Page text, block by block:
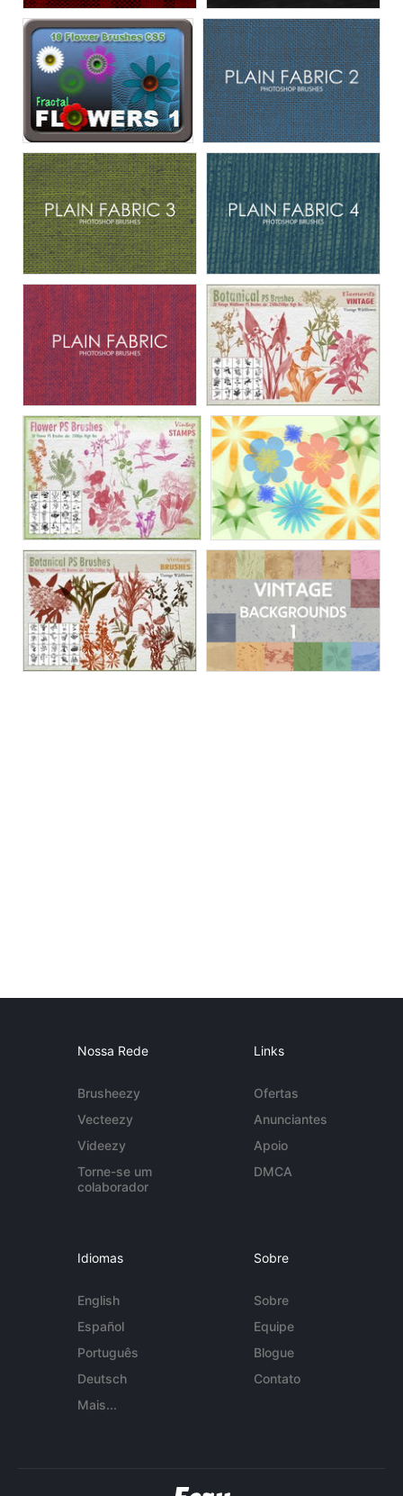
Nossa Rede
Brusheezy
Vecteezy
Videezy
Torne-se um
colaborador
Links
Ofertas
Anunciantes
Apoio
DMCA
Idiomas
English
Español
Português
Deutsch
Mais...
Sobre
Sobre
Equipe
Blogue
Contato